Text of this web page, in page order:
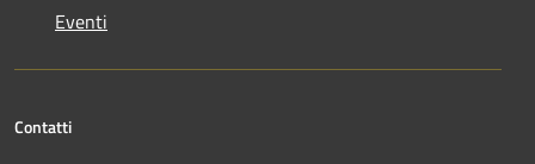
Eventi
Contatti